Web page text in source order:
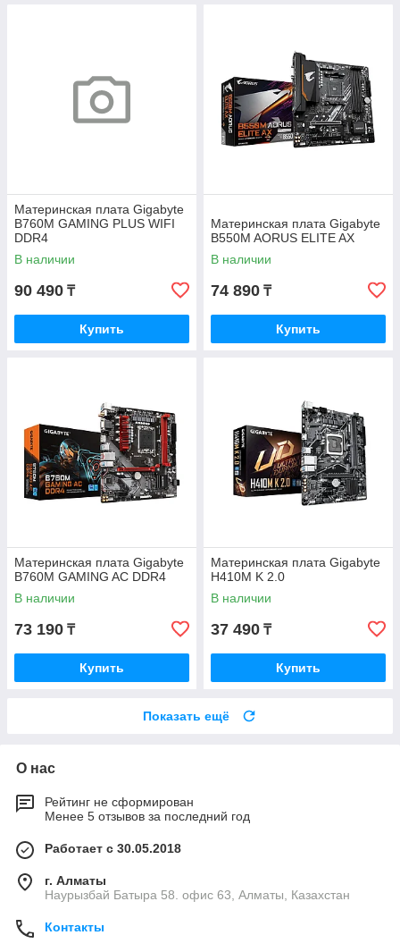
Материнская плата Gigabyte
B760M GAMING PLUS WIFI
DDR4
В наличии
90 490 ₸
Купить
Материнская плата Gigabyte
B550M AORUS ELITE AX
В наличии
74 890 ₸
Купить
Материнская плата Gigabyte
B760M GAMING AC DDR4
В наличии
73 190 ₸
Купить
Материнская плата Gigabyte
H410M K 2.0
В наличии
37 490 ₸
Купить
Показать ещё
О нас
Рейтинг не сформирован
Менее 5 отзывов за последний год
Работает с 30.05.2018
г. Алматы
Наурызбай Батыра 58. офис 63, Алматы, Казахстан
Контакты